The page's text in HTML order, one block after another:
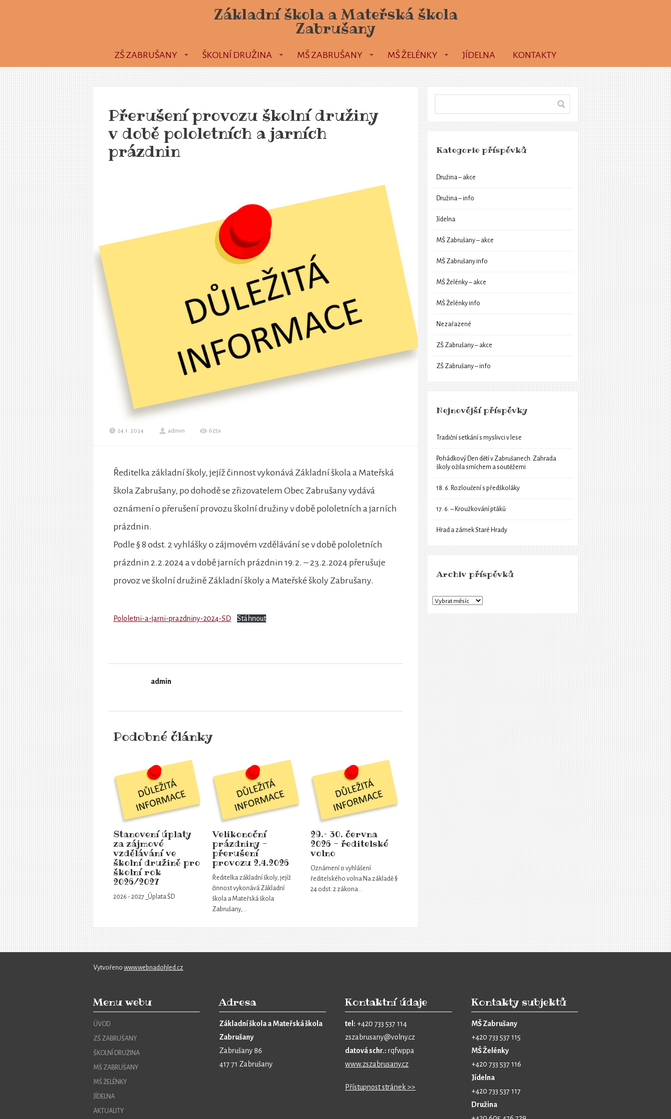
Základní škola a Mateřská škola
Zabrušany
ZŠ ZABRUŠANY ŠKOLNÍ DRUŽINA MŠ ZABRUŠANY MŠ ŽELÉNKY JÍDELNA KONTAKTY
Přerušení provozu školní družiny
v době pololetních a jarních
prázdnin
24.1. 2024 admin 625x
Ředitelka základní školy, jejíž činnost vykonává Základní škola a Mateřská
škola Zabrušany, po dohodě se zřizovatelem Obec Zabrušany vydává
oznámení o přerušení provozu školní družiny v době pololetních a jarních
prázdnin.
Podle § 8 odst. 2 vyhlášky o zájmovém vzdělávání se v době pololetních
prázdnin 2.2.2024 a v době jarních prázdnin 19.2. – 23.2.2024 přerušuje
provoz ve školní družině Základní školy a Mateřské školy Zabrušany.
Pololetni-a-jarni-prazdniny-2024-SD Stáhnout
admin
Podobné články
Stanovení úplaty
za zájmové
vzdělávání ve
školní družině pro
školní rok
2026/2027
2026 - 2027 _Úplata ŠD
Velikonoční
prázdniny -
přerušení
provozu 2.4.2026
Ředitelka základní školy, jejíž
činnost vykonává Základní
škola a Mateřská škola
Zabrušany,…
29.– 30. června
2026 - ředitelské
volno
Oznámení o vyhlášení
ředitelského volna Na základě §
24 odst. 2 zákona…
Kategorie příspěvků
Družina – akce
Družina – info
Jídelna
MŠ Zabrušany – akce
MŠ Zabrušany info
MŠ Želénky – akce
MŠ Želénky info
Nezařazené
ZŠ Zabrušany – akce
ZŠ Zabrušany – info
Nejnovější příspěvky
Tradiční setkání s myslivci v lese
Pohádkový Den dětí v Zabrušanech: Zahrada
školy ožila smíchem a soutěžemi
18. 6. Rozloučení s předškoláky
17. 6. – Kroužkování ptáků
Hrad a zámek Staré Hrady
Archiv příspěvků
Vytvořeno www.webnadohled.cz
Menu webu
ÚVOD
ZŠ ZABRUŠANY
ŠKOLNÍ DRUŽINA
MŠ ZABRUŠANY
MŠ ŽELÉNKY
JÍDELNA
AKTUALITY
Adresa
Základní škola a Mateřská škola
Zabrušany
Zabrušany 86
417 71 Zabrušany
Kontaktní údaje
tel: +420 733 537 114
zszabrusany@volny.cz
datová schr.: rqfwppa
www.zszabrusany.cz
Přístupnost stránek >>
Kontakty subjektů
MŠ Zabrušany
+420 733 537 115
MŠ Želénky
+420 733 537 116
Jídelna
+420 733 537 117
Družina